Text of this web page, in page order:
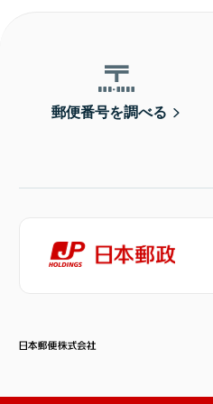
郵便番号を調べる